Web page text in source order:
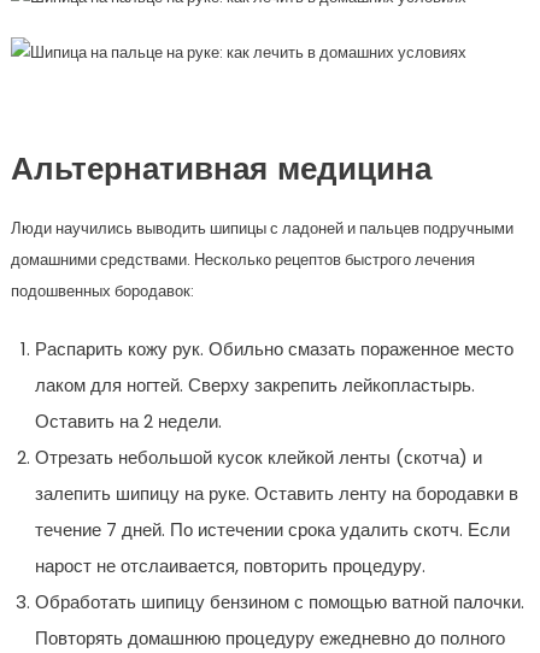
Альтернативная медицина
Люди научились выводить шипицы с ладоней и пальцев подручными
домашними средствами. Несколько рецептов быстрого лечения
подошвенных бородавок:
Распарить кожу рук. Обильно смазать пораженное место
лаком для ногтей. Сверху закрепить лейкопластырь.
Оставить на 2 недели.
Отрезать небольшой кусок клейкой ленты (скотча) и
залепить шипицу на руке. Оставить ленту на бородавки в
течение 7 дней. По истечении срока удалить скотч. Если
нарост не отслаивается, повторить процедуру.
Обработать шипицу бензином с помощью ватной палочки.
Повторять домашнюю процедуру ежедневно до полного